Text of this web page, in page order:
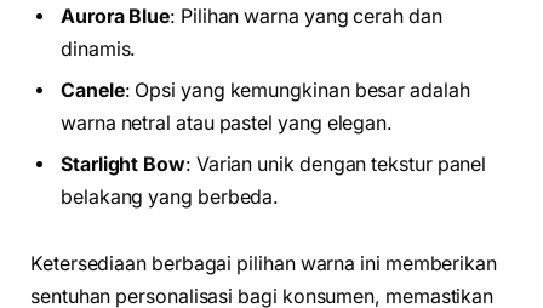
Aurora Blue: Pilihan warna yang cerah dan
dinamis.
Canele: Opsi yang kemungkinan besar adalah
warna netral atau pastel yang elegan.
Starlight Bow: Varian unik dengan tekstur panel
belakang yang berbeda.
Ketersediaan berbagai pilihan warna ini memberikan
sentuhan personalisasi bagi konsumen, memastikan